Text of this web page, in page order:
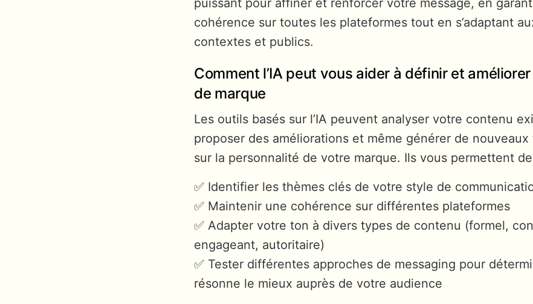
puissant pour affiner et renforcer votre message, en
cohérence sur toutes les plateformes tout en s’adaptant
contextes et publics.
Comment l’IA peut vous aider à définir et
de marque
Les outils basés sur l’IA peuvent analyser votre contenu
proposer des améliorations et même générer de
sur la personnalité de votre marque. Ils vous permettent
✅ Identifier les thèmes clés de votre style de
✅ Maintenir une cohérence sur différentes plateformes
✅ Adapter votre ton à divers types de contenu (formel,
engageant, autoritaire)
✅ Tester différentes approches de messaging pour
résonne le mieux auprès de votre audience